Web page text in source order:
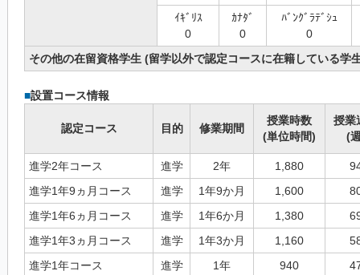
ｲｷﾞﾘｽ
0
ｶﾅﾀﾞ
0
ﾊﾞﾝｸﾞﾗﾃﾞｼｭ
0
その他の在留資格学生 (留学以外で認定コースに在籍している学
■設置コース情報
認定コース 目的 修業期間
授業時数
(単位時間)
授業
(
進学2年コース 進学 2年 1,880
進学1年9ヵ月コース
進学 1年9か月 1,600
進学1年6ヵ月コース
進学 1年6か月 1,380
進学1年3ヵ月コース
進学 1年3か月 1,160
進学1年コース
進学 1年 940